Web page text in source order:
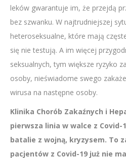
leków gwarantuje im, że przejdą
bez szwanku. W najtrudniejszej
heteroseksualne, które mają
się nie testują. A im więcej
seksualnych, tym większe ryzyko
osoby, nieświadome swego
wirusa na następne osoby.
Klinika Chorób Zakaźnych i
pierwsza linia w walce z Covid-
batalie z wojną, kryzysem. To
pacjentów z Covid-19 już nie